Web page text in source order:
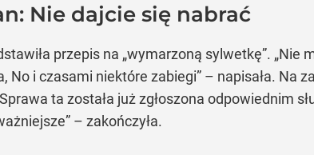
Nie dajcie się nabrać
przepis na „wymarzoną sylwetkę”. „Nie
i czasami niektóre zabiegi” – napisała. Na
ta została już zgłoszona odpowiednim
– zakończyła.